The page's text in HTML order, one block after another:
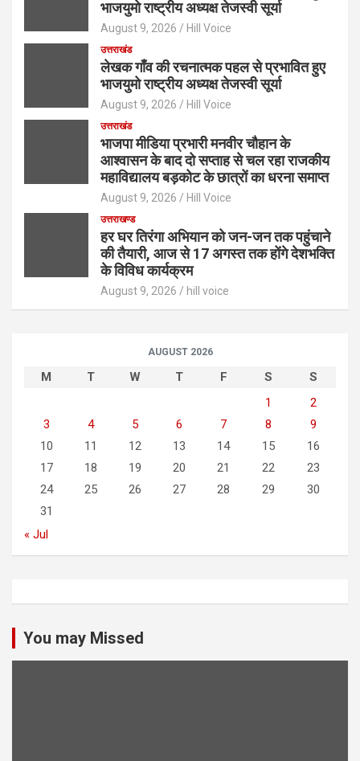
भाजयुमो राष्ट्रीय अध्यक्ष तेजस्वी सूर्या
August 9, 2026 Hill Voice
उत्तराखंड
लेखक गाँव की रचनात्मक पहल से प्रभावित हुए
भाजयुमो राष्ट्रीय अध्यक्ष तेजस्वी सूर्या
August 9, 2026 Hill Voice
उत्तराखंड
भाजपा मीडिया प्रभारी मनवीर चौहान के
आश्वासन के बाद दो सप्ताह से चल रहा राजकीय
महाविद्यालय बड़कोट के छात्रों का धरना समाप्त
August 9, 2026 Hill Voice
उत्तराखण्ड
हर घर तिरंगा अभियान को जन-जन तक पहुंचाने
की तैयारी, आज से 17 अगस्त तक होंगे देशभक्ति
के विविध कार्यक्रम
August 9, 2026 hill voice
AUGUST 2026
M T W T F S
S
1
2
3
4 5 6 7 8
9
10
11 12 13 14 15
16
17
18 19 20 21 22
23
24
25 26 27 28 29
30
31
« Jul
You may Missed